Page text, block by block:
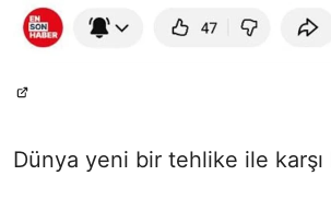
Dünya yeni bir tehlike ile karşı